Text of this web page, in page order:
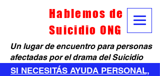
Hablemos de
Suicidio ONG
SI NECESITÁS AYUDA PERSONAL,
Un lugar de encuentro para personas
afectadas por el drama del Suicidio